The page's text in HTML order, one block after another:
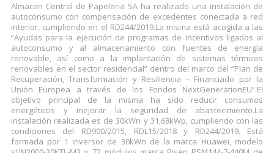
Almacen Central de Papeleria SA ha realizado una instalación de
autoconsumo con compensación de excedentes conectada a red
interior, cumpliendo en el RD244/2019.La misma está acogida a las
“Ayudas para la ejecución de programas de incentivos ligados al
autoconsumo y al almacenamiento con fuentes de energía
renovable, así como a la implantación de sistemas térmicos
renovables en el sector residencial” dentro del marco del “Plan de
Recuperación, Transformación y Resiliencia – Financiado por la
Unión Europea a través de los Fondos NextGenerationEU”.El
objetivo principal de la misma ha sido reducir consumos
energéticos y mejorar la seguridad de abastecimiento.La
instalación realizada es de 30kWn y 31,68kWp, cumpliendo con las
condiciones del RD900/2015, RDL15/2018 y RD244/2019. Está
formada por 1 inversor de 30kWn de la marca Huawei, modelo